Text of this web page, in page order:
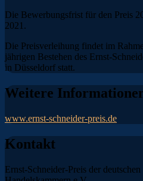
Die Bewerbungsfrist für den Preis
2021.
Die Preisverleihung findet im
jährigen Bestehen des Ernst-
in Düsseldorf statt.
Weitere
www.ernst-schneider-preis.de
Kontakt
Ernst-Schneider-Preis der